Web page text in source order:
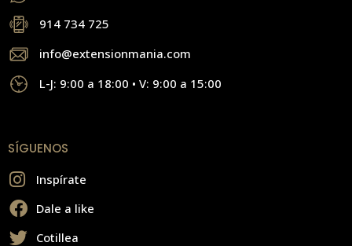
914 734 725
info@extensionmania.com
L-J: 9:00 a 18:00 • V: 9:00 a 15:00
SÍGUENOS
Inspírate
Dale a like
Cotillea